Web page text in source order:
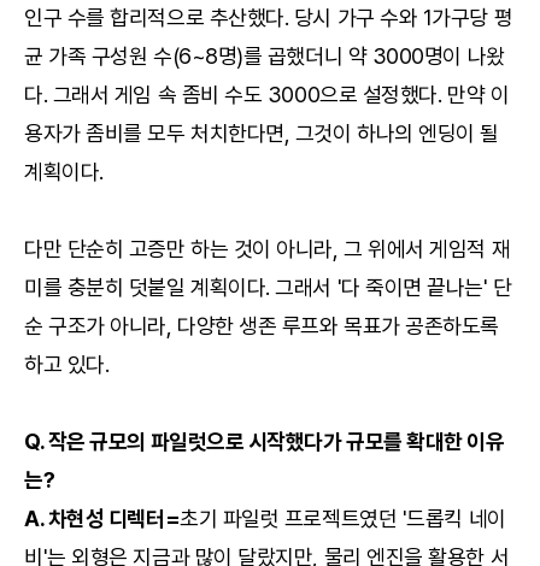
인구 수를 합리적으로 추산했다. 당시 가구 수와 1가구당 평
균 가족 구성원 수(6~8명)를 곱했더니 약 3000명이 나왔
다. 그래서 게임 속 좀비 수도 3000으로 설정했다. 만약 이
용자가 좀비를 모두 처치한다면, 그것이 하나의 엔딩이 될
계획이다.
다만 단순히 고증만 하는 것이 아니라, 그 위에서 게임적 재
미를 충분히 덧붙일 계획이다. 그래서 '다 죽이면 끝나는' 단
순 구조가 아니라, 다양한 생존 루프와 목표가 공존하도록
하고 있다.
Q. 작은 규모의 파일럿으로 시작했다가 규모를 확대한 이유
는?
A. 차현성 디렉터=초기 파일럿 프로젝트였던 '드롭킥 네이
비'는 외형은 지금과 많이 달랐지만, 물리 엔진을 활용한 서